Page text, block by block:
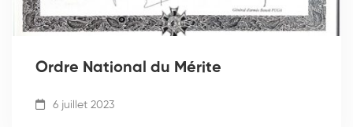
Ordre National du Mérite
6 juillet 2023